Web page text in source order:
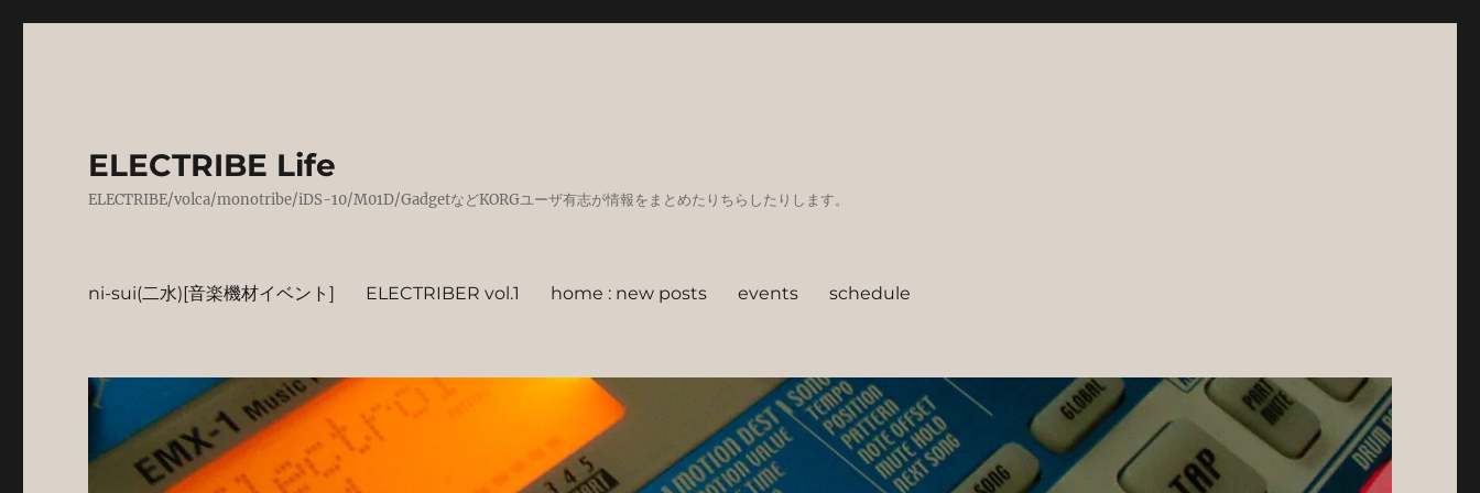
ELECTRIBE Life
ELECTRIBE/volca/monotribe/iDS-10/M01D/GadgetなどKORGユーザ有志が情報をまとめたりちらしたりします。
ni-sui(二水)[音楽機材イベント] ELECTRIBER vol.1 home : new posts events schedule